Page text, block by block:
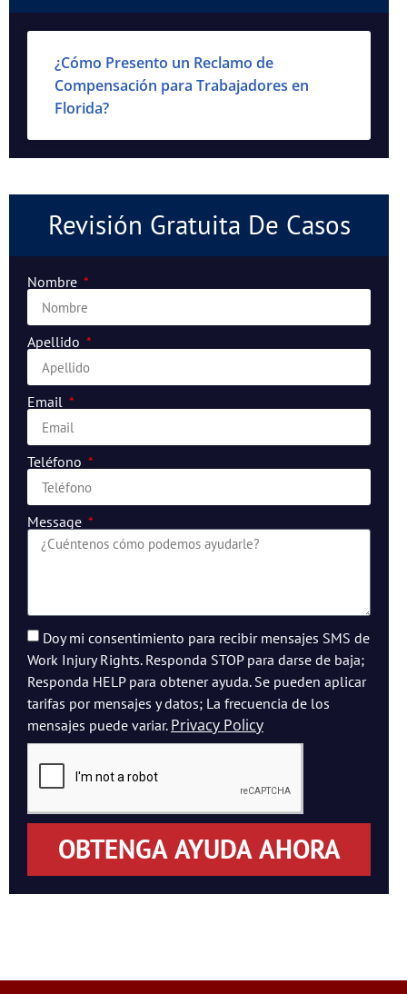
¿Cómo Presento un Reclamo de
Compensación para Trabajadores en
Florida?
Revisión Gratuita De Casos
Nombre
Apellido
Email
Teléfono
Message
Doy mi consentimiento para recibir mensajes SMS de
Work Injury Rights. Responda STOP para darse de baja;
Responda HELP para obtener ayuda. Se pueden aplicar
tarifas por mensajes y datos; La frecuencia de los
mensajes puede variar. Privacy Policy
OBTENGA AYUDA AHORA